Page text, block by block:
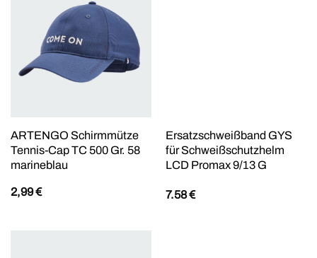
ARTENGO Schirmmütze
Tennis-Cap TC 500 Gr. 58
marineblau
2,99€
Ersatzschweißband GYS
für Schweißschutzhelm
LCD Promax 9/13 G
7.58€